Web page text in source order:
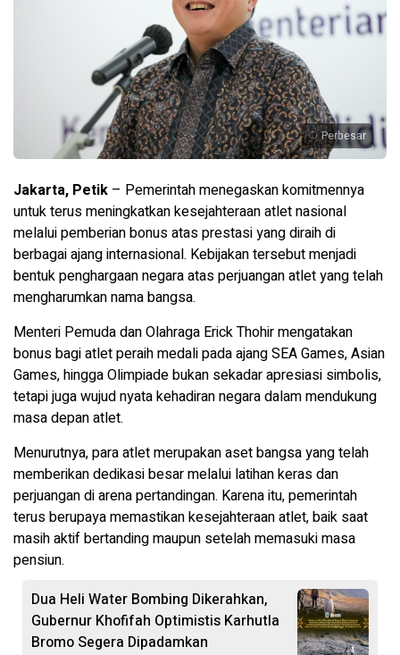
Perbesar
Jakarta, Petik – Pemerintah menegaskan komitmennya
untuk terus meningkatkan kesejahteraan atlet nasional
melalui pemberian bonus atas prestasi yang diraih di
berbagai ajang internasional. Kebijakan tersebut menjadi
bentuk penghargaan negara atas perjuangan atlet yang telah
mengharumkan nama bangsa.
Menteri Pemuda dan Olahraga Erick Thohir mengatakan
bonus bagi atlet peraih medali pada ajang SEA Games, Asian
Games, hingga Olimpiade bukan sekadar apresiasi simbolis,
tetapi juga wujud nyata kehadiran negara dalam mendukung
masa depan atlet.
Menurutnya, para atlet merupakan aset bangsa yang telah
memberikan dedikasi besar melalui latihan keras dan
perjuangan di arena pertandingan. Karena itu, pemerintah
terus berupaya memastikan kesejahteraan atlet, baik saat
masih aktif bertanding maupun setelah memasuki masa
pensiun.
Dua Heli Water Bombing Dikerahkan,
Gubernur Khofifah Optimistis Karhutla
Bromo Segera Dipadamkan